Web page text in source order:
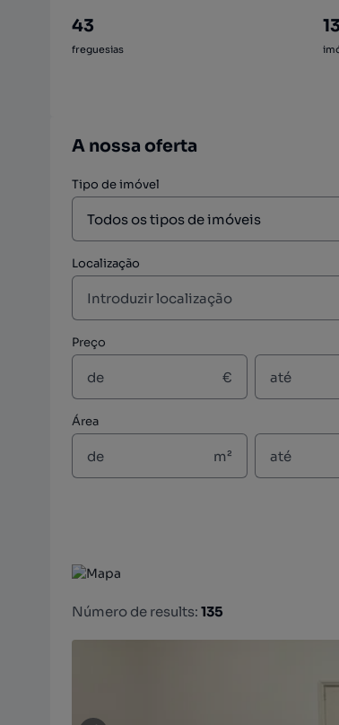
43
freguesias
A nossa oferta
Tipo de imóvel
Localização
Preço
€
Área
m²
Número de results: 135